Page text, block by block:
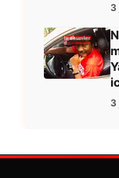
3
3